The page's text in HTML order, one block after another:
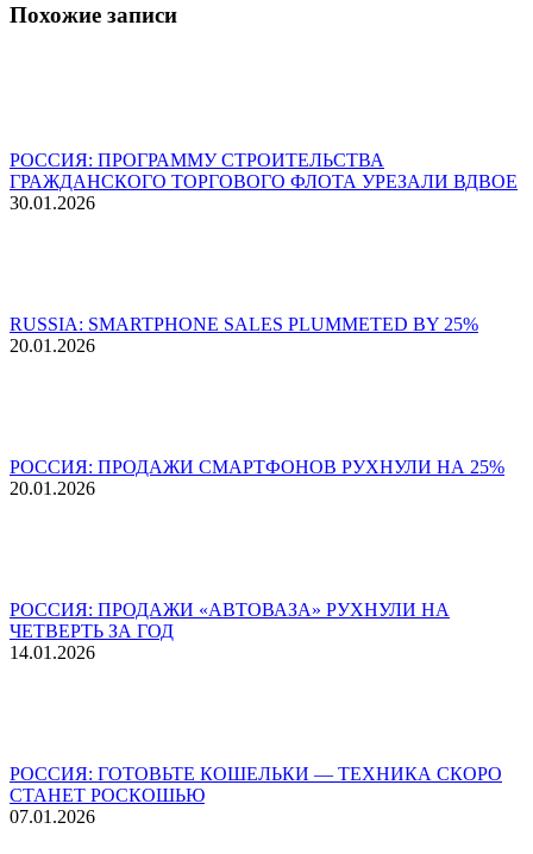
Похожие записи
РОССИЯ: ПРОГРАММУ СТРОИТЕЛЬСТВА
ГРАЖДАНСКОГО ТОРГОВОГО ФЛОТА УРЕЗАЛИ ВДВОЕ
30.01.2026
RUSSIA: SMARTPHONE SALES PLUMMETED BY 25%
20.01.2026
РОССИЯ: ПРОДАЖИ СМАРТФОНОВ РУХНУЛИ НА 25%
20.01.2026
РОССИЯ: ПРОДАЖИ «АВТОВАЗА» РУХНУЛИ НА
ЧЕТВЕРТЬ ЗА ГОД
14.01.2026
РОССИЯ: ГОТОВЬТЕ КОШЕЛЬКИ — ТЕХНИКА СКОРО
СТАНЕТ РОСКОШЬЮ
07.01.2026